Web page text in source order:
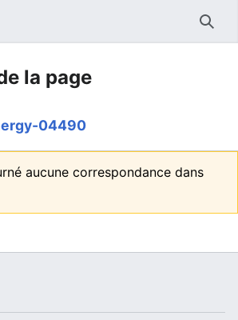
la page
04490
aucune correspondance dans